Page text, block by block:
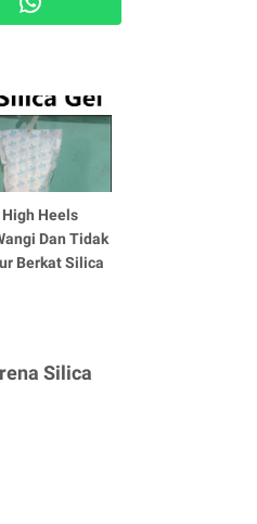
Heels
Dan Tidak
Berkat Silica
Silica